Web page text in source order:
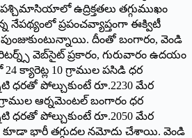
ఉద్రిక్తతలు తగ్గుముఖం
నేపథ్యంలో ప్రపంచవ్యాప్తంగా ఈక్విటీ
పుంజుకుంటున్నాయి. దీంతో బంగారం, వెండి
వెబ్‌సైట్ ప్రకారం, గురువారం ఉదయం
10 గ్రాముల పసిడి ధర
ధరతో పోల్చుకుంటే రూ.2230 మేర
గ్రాముల ఆర్నమెంటల్ బంగారం ధర
ధరతో పోల్చుకుంటే రూ.2050 మేర
కూడా భారీ తగ్గుదల నమోదు చేశాయి. వెండి